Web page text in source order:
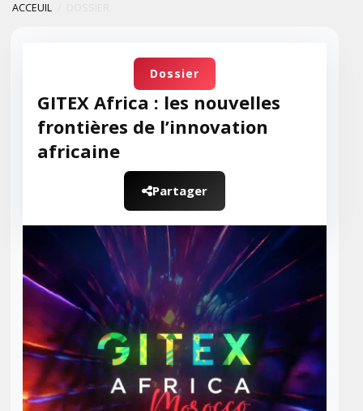
ACCEUIL
Dossier
GITEX Africa : les nouvelles
frontières de l’innovation
africaine
Partager